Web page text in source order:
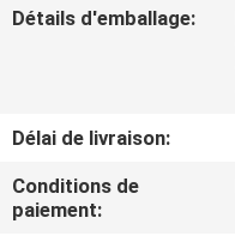
CONTRÔLE
CONTACTEZ-
NOUS
Détails d'emballage:
Délai de livraison:
Conditions de
paiement: